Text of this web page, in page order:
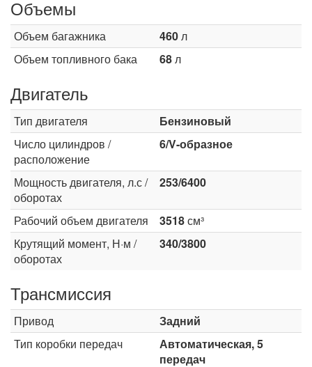
Объемы
Объем багажника 460л
Объем топливного бака
68л
Двигатель
Тип двигателя
Бензиновый
Число цилиндров /
расположение
6/V-образное
Мощность двигателя, л.с /
оборотах
253/6400
Рабочий объем двигателя 3518см³
Крутящий момент, Н·м /
оборотах
340/3800
Трансмиссия
Привод
Задний
Тип коробки передач
Автоматическая, 5
передач